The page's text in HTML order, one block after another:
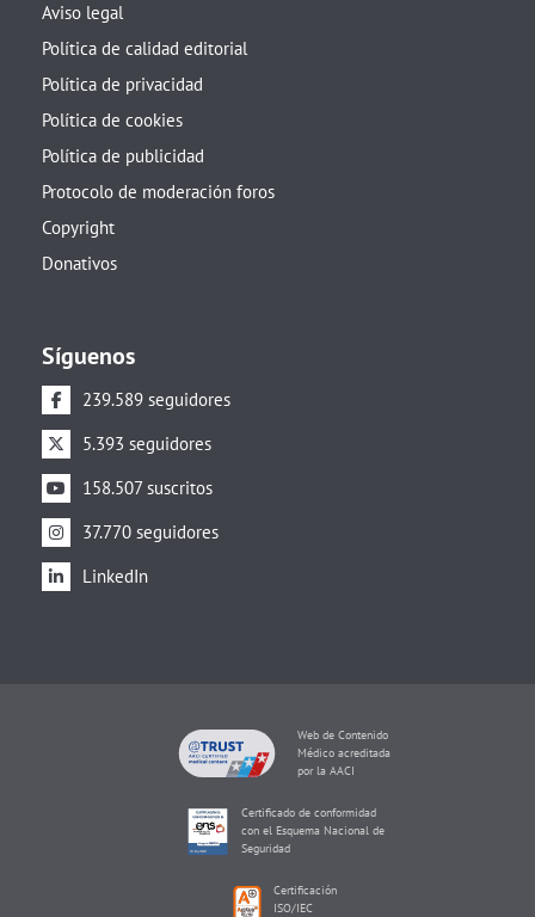
Aviso legal
Política de calidad editorial
Política de privacidad
Política de cookies
Política de publicidad
Protocolo de moderación foros
Copyright
Donativos
Síguenos
239.589 seguidores
5.393 seguidores
158.507 suscritos
37.770 seguidores
LinkedIn
Web de Contenido
Médico acreditada
por la AACI
Certificado de conformidad
con el Esquema Nacional de
Seguridad
Certificación
ISO/IEC